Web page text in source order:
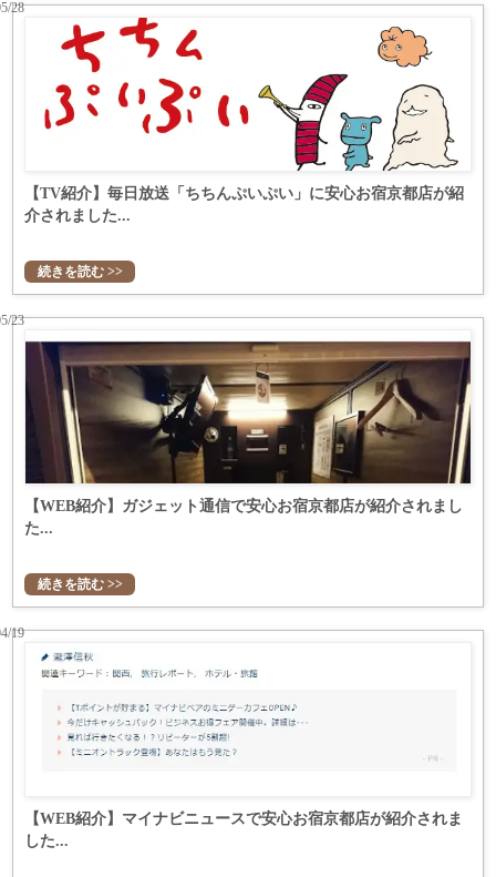
【TV紹介】毎日放送「ちちんぷいぷい」に安心お宿京都店が紹
介されました...
28
続きを読む >>
【WEB紹介】ガジェット通信で安心お宿京都店が紹介されまし
た...
23
続きを読む >>
【WEB紹介】マイナビニュースで安心お宿京都店が紹介されま
した...
19